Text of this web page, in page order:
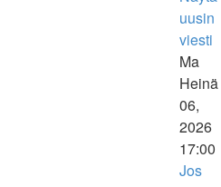
uusin
viesti
Ma
Heinä
06,
2026
17:00
Jos